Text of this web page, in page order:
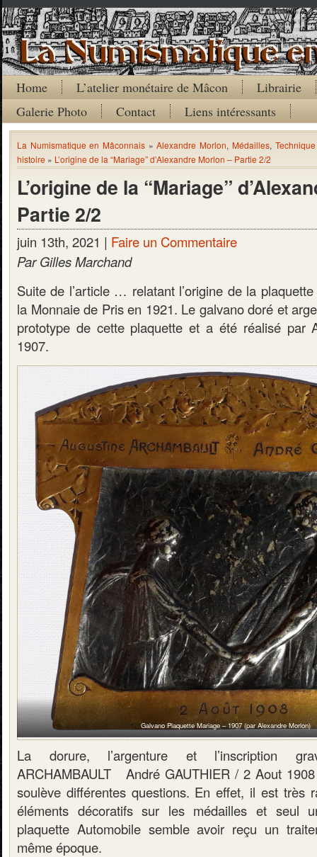
Home L’atelier monétaire de Mâcon
Librairie
Galerie Photo
Contact Liens intéressants
La Numismatique en Mâconnais »Alexandre Morlon, Médailles,
histoire » L’origine de la “Mariage” d’Alexandre Morlon – Partie 2/2
L’origine de la “Mariage”
Partie 2/2
juin 13th, 2021 | Faire un Commentaire
Par Gilles Marchand
Suite de l’article … relatant l’origine de la plaquette
la Monnaie de Pris en 1921. Le galvano doré et
prototype de cette plaquette et a été réalisé par
1907.
Galvano Plaquette Mariage – 1907 (par Alexandre Morlon)
La dorure, l’argenture et l’inscription
ARCHAMBAULT André GAUTHIER / 2 Aout
soulève différentes questions. En effet, il est très
éléments décoratifs sur les médailles et seul
plaquette Automobile semble avoir reçu un
même époque.